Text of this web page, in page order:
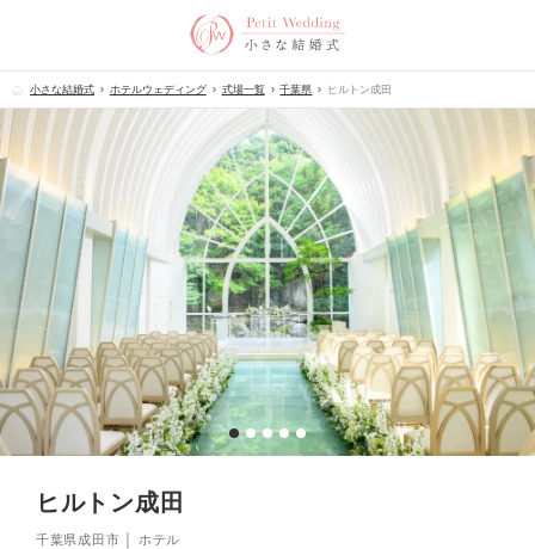
小さな結婚式 ホテルウェディング 式場一覧 千葉県 ヒルトン成田
ヒルトン成田
千葉県成田市 │ ホテル